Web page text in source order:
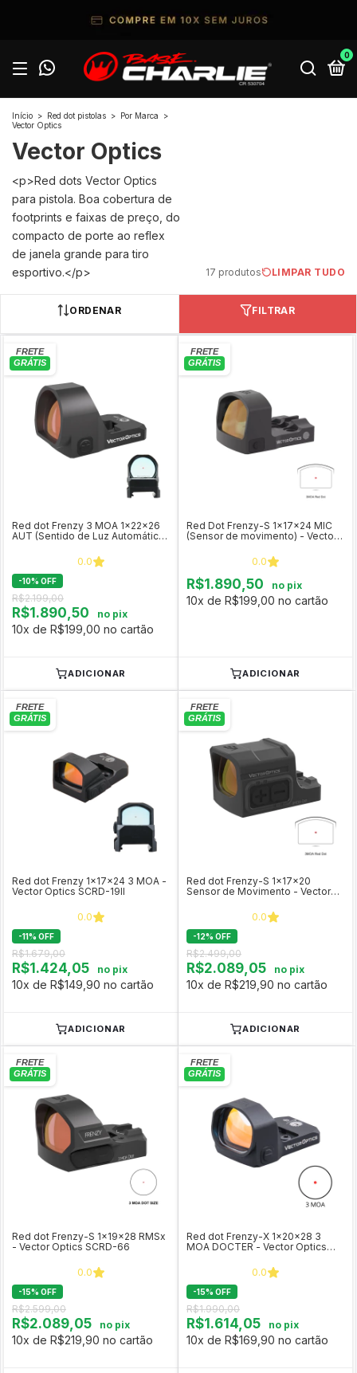
0
Início > Red dot pistolas > Por Marca
>
Vector Optics
Vector Optics
<p>Red dots Vector Optics
para pistola. Boa cobertura de
footprints e faixas de preço, do
compacto de porte ao reflex
de janela grande para tiro
esportivo.</p>
17 produtos LIMPAR TUDO
ORDENAR FILTRAR
Red dot Frenzy 3 MOA 1x22x26
AUT (Sentido de Luz Automático)
0.0
-10% OFF
R$2.199,00
R$1.890,50 no pix
10x de R$199,00 no cartão
ADICIONAR
Red Dot Frenzy-S 1x17x24 MIC
(Sensor de movimento) - Vector
0.0
R$1.890,50 no pix
10x de R$199,00 no cartão
ADICIONAR
Red dot Frenzy 1x17x24 3 MOA -
Vector Optics SCRD-19II
0.0
-11% OFF
R$1.679,00
R$1.424,05 no pix
10x de R$149,90 no cartão
ADICIONAR
Red dot Frenzy-S 1x17x20
Sensor de Movimento - Vector
0.0
-12% OFF
R$2.499,00
R$2.089,05 no pix
10x de R$219,90 no cartão
ADICIONAR
Red dot Frenzy-S 1x19x28 RMSx
- Vector Optics SCRD-66
0.0
-15% OFF
R$2.599,00
R$2.089,05 no pix
10x de R$219,90 no cartão
Red dot Frenzy-X 1x20x28 3
MOA DOCTER - Vector Optics
0.0
-15% OFF
R$1.990,00
R$1.614,05 no pix
10x de R$169,90 no cartão